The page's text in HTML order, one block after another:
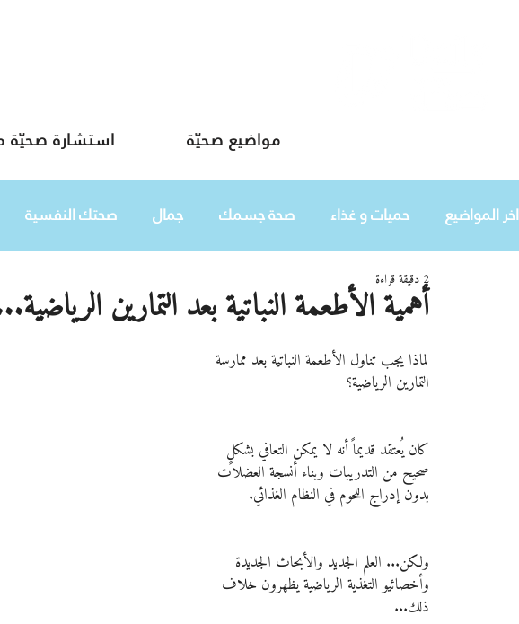
مواضيع صحيّة استشارة صحيّة
اخر المواضيع حميات و غذاء صحة جسمك جمال صحتك النفسية
هي
أهمية الأطعمة النباتية بعد التمارين
2 دقيقة قراءة
لماذا يجب تناول الأطعمة النباتية بعد ممارسة
التمارين الرياضية؟
كان يُعتقد قديماً أنه لا يمكن التعافي بشكلٍ
صحيح من التدريبات وبناء أنسجة العضلات
بدون إدراج اللحوم في النظام الغذائي.
ولكن... العلم الجديد والأبحاث الجديدة
وأخصائيو التغذية الرياضية يظهرون خلاف
ذلك...